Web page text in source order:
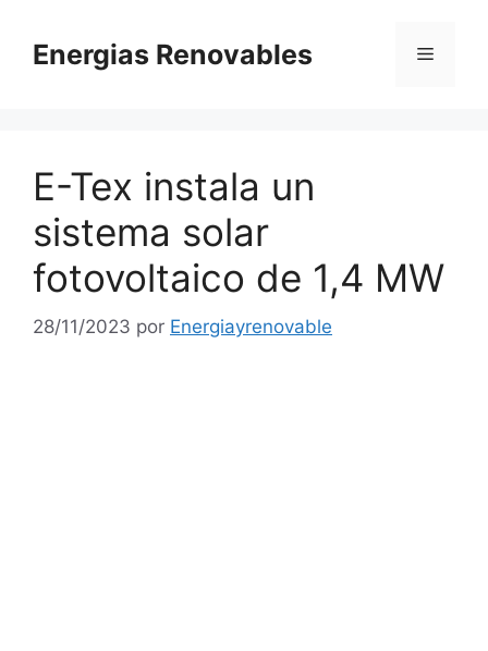
contenido
Energias Renovables Menú
E-Tex instala un
sistema solar
fotovoltaico de 1,4 MW
28/11/2023 por Energiayrenovable